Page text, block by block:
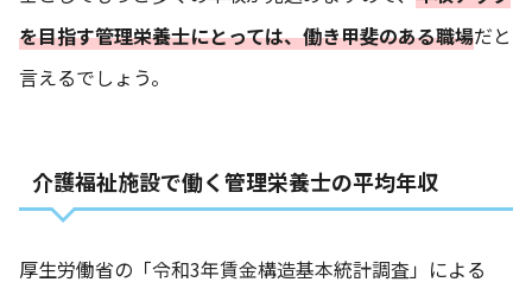
を目指す管理栄養士にとっては、働き甲斐のある職場だと
言えるでしょう。
介護福祉施設で働く管理栄養士の平均年収
厚生労働省の 「令和3年賃金構造基本統計調査」 による